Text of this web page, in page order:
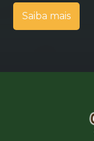
Saiba mais